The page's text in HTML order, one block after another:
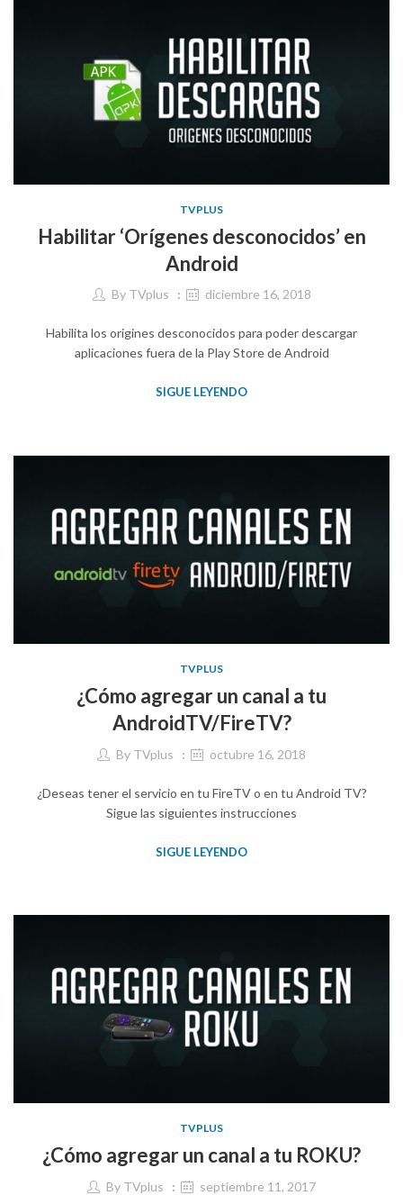
TVPLUS
Habilitar ‘Orígenes desconocidos’ en
Android
By TVplus diciembre 16, 2018
Habilita los origines desconocidos para poder descargar
aplicaciones fuera de la Play Store de Android
SIGUE LEYENDO
TVPLUS
¿Cómo agregar un canal a tu
AndroidTV/FireTV?
By TVplus octubre 16, 2018
¿Deseas tener el servicio en tu FireTV o en tu Android TV?
Sigue las siguientes instrucciones
SIGUE LEYENDO
TVPLUS
¿Cómo agregar un canal a tu ROKU?
By TVplus septiembre 11, 2017